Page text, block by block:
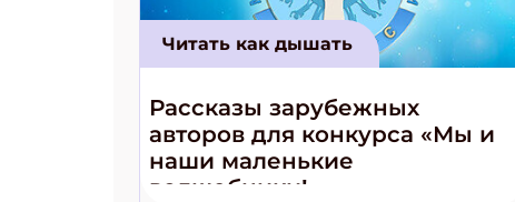
Читать как дышать
Рассказы зарубежных
авторов для конкурса «Мы и
наши маленькие
волшебники!»